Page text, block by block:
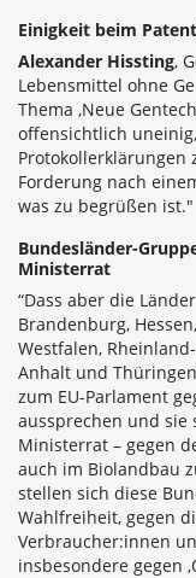
Einigkeit beim
Alexander Hissting,
Lebensmittel ohne
Thema ,Neue
offensichtlich
Protokollerklärungen
Forderung nach
was zu begrüßen ist."
Bundesländer-
Ministerrat
“Dass aber die
Brandenburg,
Westfalen,
Anhalt und
zum EU-Parlament
aussprechen und sie
Ministerrat – gegen
auch im Biolandbau
stellen sich diese
Wahlfreiheit, gegen
Verbraucher:innen
insbesondere gegen